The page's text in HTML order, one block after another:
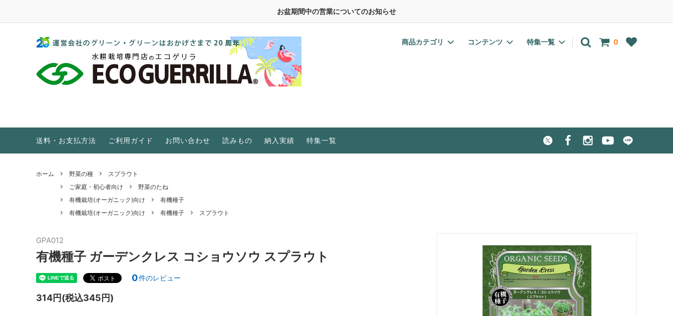
お盆期間中の営業についてのお知らせ
0
商品カテゴリ
水耕栽培キット 野菜の種
屋外温室 研究機関・事業者向け
コンテンツ
GGブランド おうちのやさい液肥シリーズ
特集一覧
水耕栽培とは？ 水耕栽培に必要なもの
特集をもっと見る
送料・お支払方法 ご利用ガイド お問い合わせ 読みもの 納入実績 特集一覧
ホーム 野菜の種
スプラウト
ご家庭・初心者向け
野菜のたね
有機栽培(オーガニック)向け
有機種子
有機栽培(オーガニック)向け
有機種子 スプラウト
GPA012
有機種子 ガーデンクレス コショウソウ スプラウト
0件のレビュー
314円(税込345円)